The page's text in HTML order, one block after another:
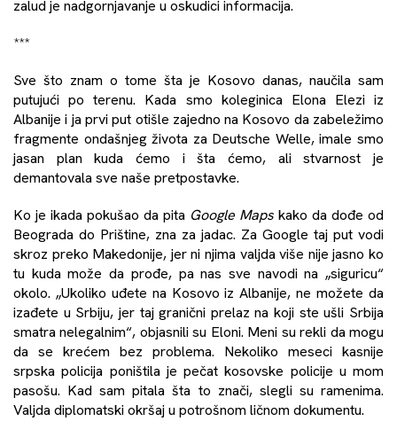
zalud je nadgornjavanje u oskudici informacija.
***
Sve što znam o tome šta je Kosovo danas, naučila sam
putujući po terenu. Kada smo koleginica Elona Elezi iz
Albanije i ja prvi put otišle zajedno na Kosovo da zabeležimo
fragmente ondašnjeg života za Deutsche Welle, imale smo
jasan plan kuda ćemo i šta ćemo, ali stvarnost je
demantovala sve naše pretpostavke.
Ko je ikada pokušao da pita Google Maps kako da dođe od
Beograda do Prištine, zna za jadac. Za Google taj put vodi
skroz preko Makedonije, jer ni njima valjda više nije jasno ko
tu kuda može da prođe, pa nas sve navodi na „siguricu“
okolo. „Ukoliko uđete na Kosovo iz Albanije, ne možete da
izađete u Srbiju, jer taj granični prelaz na koji ste ušli Srbija
smatra nelegalnim“, objasnili su Eloni. Meni su rekli da mogu
da se krećem bez problema. Nekoliko meseci kasnije
srpska policija poništila je pečat kosovske policije u mom
pasošu. Kad sam pitala šta to znači, slegli su ramenima.
Valjda diplomatski okršaj u potrošnom ličnom dokumentu.